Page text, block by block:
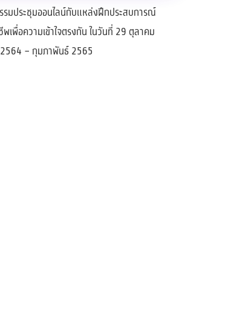
มประชุมออนไลน์กับแหล่งฝึกประสบการณ์
พื่อความเข้าใจตรงกัน ในวันที่ 29 ตุลาคม
– กุมภาพันธ์ 2565